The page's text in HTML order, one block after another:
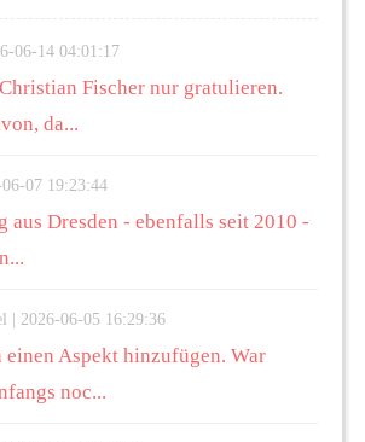
06-14 04:01:17
Fischer nur gratulieren.
da...
07 19:23:44
aus Dresden - ebenfalls seit 2010 -
| 2026-06-05 16:29:36
Aspekt hinzufügen. War
noc...